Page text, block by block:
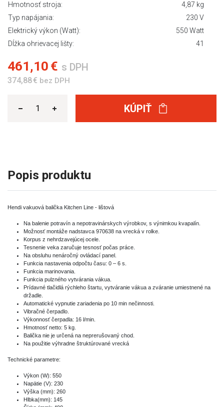
Hmotnosť stroja:
4,87 kg
Typ napájania:
230 V
Elektrický výkon (Watt):
550 Watt
Dĺžka ohrievacej lišty:
41
461,10 € s DPH
374,88 € bez DPH
KÚPIŤ
Popis produktu
Hendi vakuová balička Kitchen Line - lištová
Na balenie potravín a nepotravinárskych výrobkov, s výnimkou kvapalín.
Možnosť montáže nadstavca 970638 na vrecká v rolke.
Korpus z nehrdzavejúcej ocele.
Tesnenie veka zaručuje tesnosť počas práce.
Na obsluhu nenáročný ovládací panel.
Funkcia nastavenia odpočtu času: 0 – 6 s.
Funkcia marinovania.
Funkcia pulzného vytvárania vákua.
Prídavné tlačidlá rýchleho štartu, vytváranie vákua a zváranie umiestnené na
držadle.
Automatické vypnutie zariadenia po 10 min nečinnosti.
Vibračné čerpadlo.
Výkonnosť čerpadla: 16 l/min.
Hmotnosť netto: 5 kg.
Balička nie je určená na neprerušovaný chod.
Na použitie výhradne štruktúrované vrecká
Technické parametre:
Výkon (W): 550
Napätie (V): 230
Výška (mm): 260
Hlbka(mm): 145